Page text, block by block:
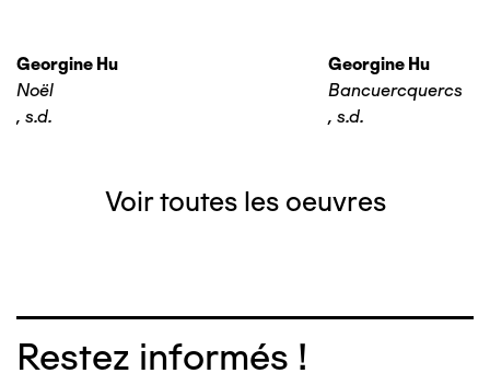
Georgine Hu
Noël
, s.d.
Georgine Hu
Bancuercquercs
, s.d.
Voir toutes les oeuvres
Restez informés !